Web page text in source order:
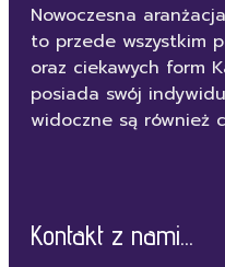
Nowoczesna
to przede wszystkim
oraz ciekawych form
posiada swój
widoczne są również
Kontakt z nami...